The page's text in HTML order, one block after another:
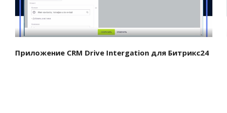
Приложение CRM Drive Intergation для Битрикс24